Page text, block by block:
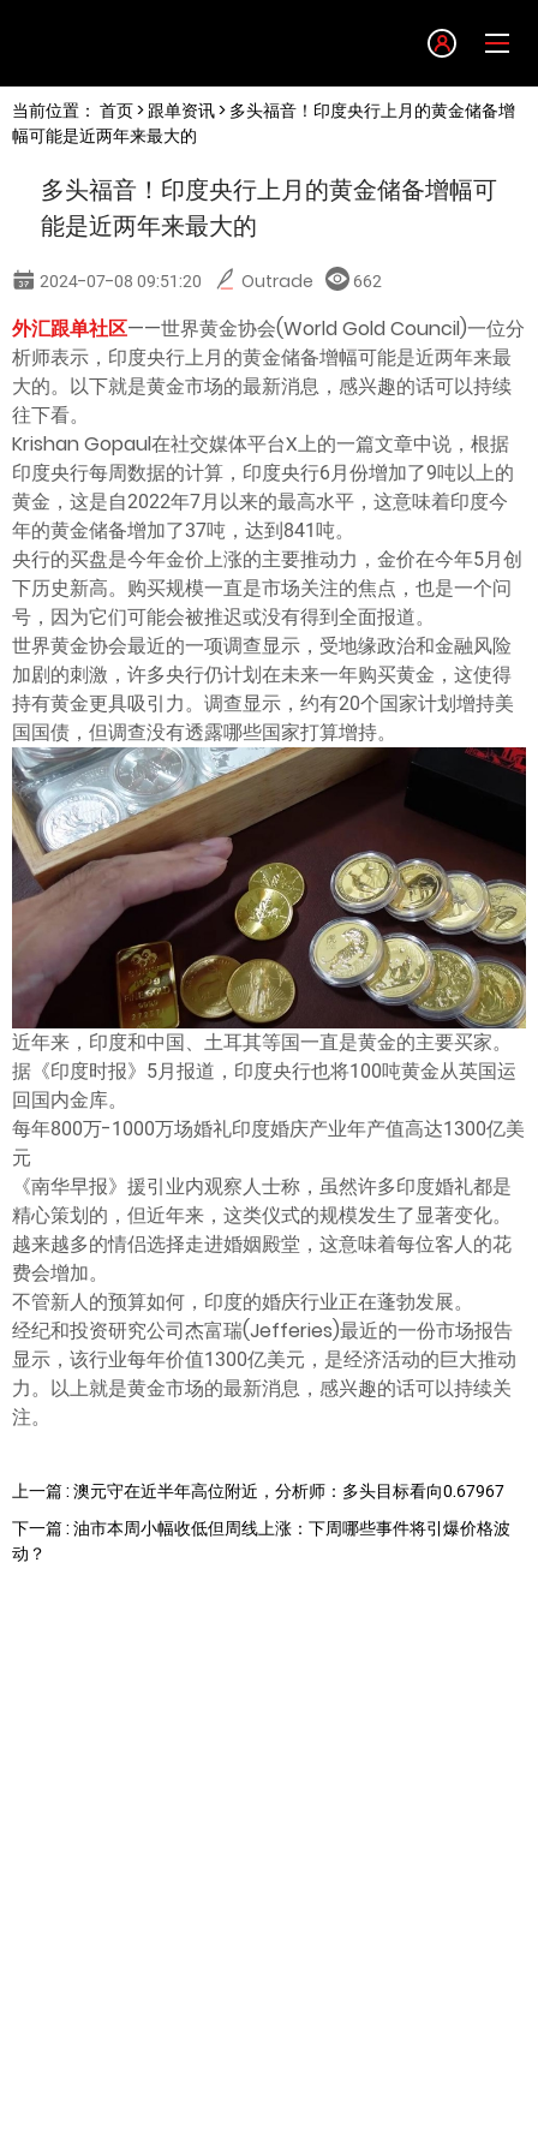
English
简体中文
한글
日本語
Tiếng việt
ไทย
当前位置： 首页> 跟单资讯> 多头福音！印度央行上月的黄金储备增
幅可能是近两年来最大的
多头福音！印度央行上月的黄金储备增幅可
能是近两年来最大的
2024-07-08 09:51:20 Outrade 662
外汇跟单社区——世界黄金协会(World Gold Council)一位分
析师表示，印度央行上月的黄金储备增幅可能是近两年来最
大的。以下就是黄金市场的最新消息，感兴趣的话可以持续
往下看。
Krishan Gopaul在社交媒体平台X上的一篇文章中说，根据
印度央行每周数据的计算，印度央行6月份增加了9吨以上的
黄金，这是自2022年7月以来的最高水平，这意味着印度今
年的黄金储备增加了37吨，达到841吨。
央行的买盘是今年金价上涨的主要推动力，金价在今年5月创
下历史新高。购买规模一直是市场关注的焦点，也是一个问
号，因为它们可能会被推迟或没有得到全面报道。
世界黄金协会最近的一项调查显示，受地缘政治和金融风险
加剧的刺激，许多央行仍计划在未来一年购买黄金，这使得
持有黄金更具吸引力。调查显示，约有20个国家计划增持美
国国债，但调查没有透露哪些国家打算增持。
近年来，印度和中国、土耳其等国一直是黄金的主要买家。
据《印度时报》5月报道，印度央行也将100吨黄金从英国运
回国内金库。
每年800万-1000万场婚礼印度婚庆产业年产值高达1300亿美
元
《南华早报》援引业内观察人士称，虽然许多印度婚礼都是
精心策划的，但近年来，这类仪式的规模发生了显著变化。
越来越多的情侣选择走进婚姻殿堂，这意味着每位客人的花
费会增加。
不管新人的预算如何，印度的婚庆行业正在蓬勃发展。
经纪和投资研究公司杰富瑞(Jefferies)最近的一份市场报告
显示，该行业每年价值1300亿美元，是经济活动的巨大推动
力。以上就是黄金市场的最新消息，感兴趣的话可以持续关
注。
上一篇 : 澳元守在近半年高位附近，分析师：多头目标看向0.67967
下一篇 : 油市本周小幅收低但周线上涨：下周哪些事件将引爆价格波
动？